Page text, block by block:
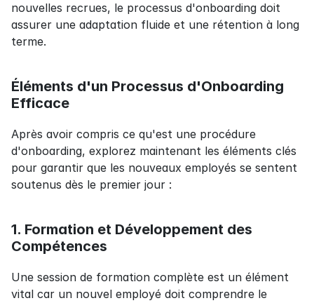
nouvelles recrues, le processus d'onboarding doit
assurer une adaptation fluide et une rétention à long
terme.
Éléments d'un Processus d'Onboarding
Efficace
Après avoir compris ce qu'est une procédure
d'onboarding, explorez maintenant les éléments clés
pour garantir que les nouveaux employés se sentent
soutenus dès le premier jour :
1. Formation et Développement des
Compétences
Une session de formation complète est un élément
vital car un nouvel employé doit comprendre le